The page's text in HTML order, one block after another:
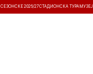
СЕЗОНСКЕ 2026/27СТАДИОНСКА ТУРА МУЗЕЈ